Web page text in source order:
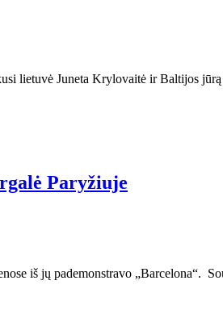
lietuvė Juneta Krylovaitė ir Baltijos
Paryžiuje
iš jų pademonstravo „Barcelona“.